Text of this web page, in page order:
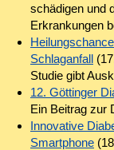
schädigen und
Erkrankungen
Schlaganfall
Studie gibt
12. Göttinger
Ein Beitrag zur
Innovative
Smartphone